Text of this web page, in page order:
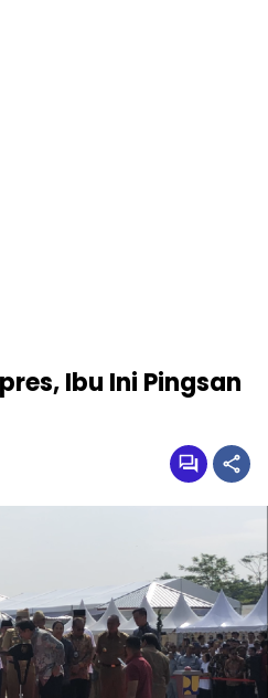
Ibu Ini Pingsan